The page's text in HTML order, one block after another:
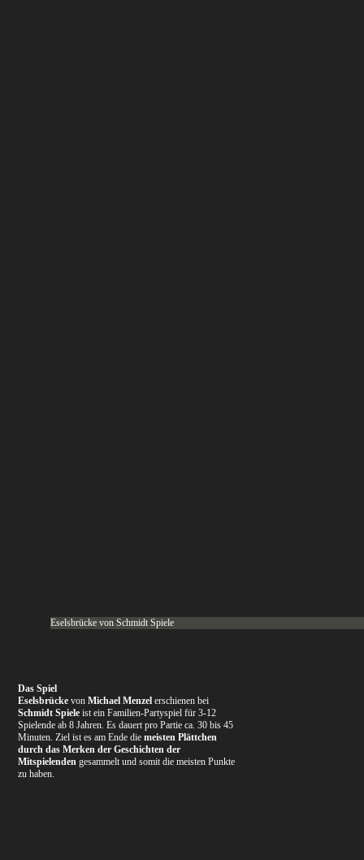
Eselsbrücke von Schmidt Spiele
Das Spiel
Eselsbrücke vonMichael Menzel erschienen bei
Schmidt Spiele ist ein Familien-Partyspiel für 3-12
Spielende ab 8 Jahren. Es dauert pro Partie ca. 30 bis 45
Minuten. Ziel ist es am Ende diemeisten Plättchen
durch das Merken der Geschichten der
Mitspielenden gesammelt und somit die meisten Punkte
zu haben.